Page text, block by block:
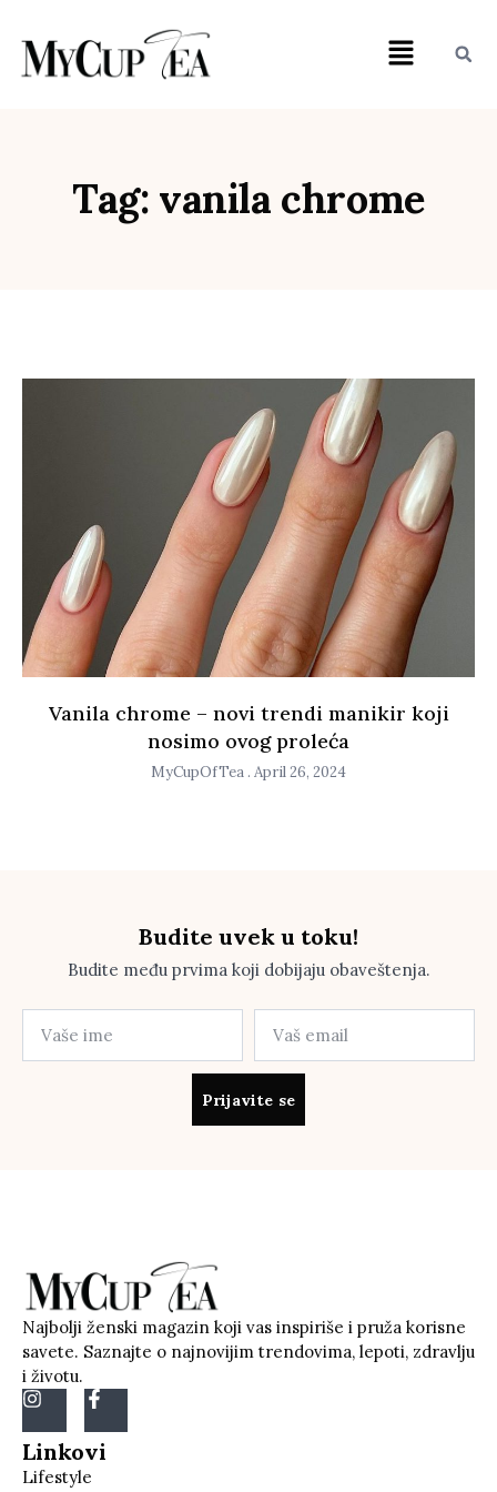
Tag: vanila chrome
Vanila chrome – novi trendi manikir koji
nosimo ovog proleća
MyCupOfTea April 26, 2024
Budite uvek u toku!
Budite među prvima koji dobijaju obaveštenja.
Prijavite se
Najbolji ženski magazin koji vas inspiriše i pruža korisne
savete. Saznajte o najnovijim trendovima, lepoti, zdravlju
i životu.
Linkovi
Lifestyle